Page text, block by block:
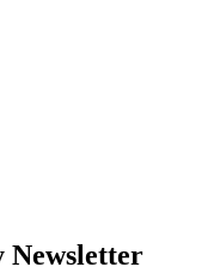
Newsletter